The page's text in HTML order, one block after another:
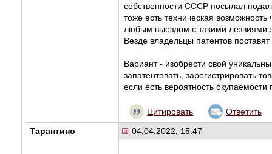
собственности СССР посылал
тоже есть техническая
любым выездом с такими лезвиями
Везде владельцы патентов
Вариант - изобрести свой
запатентовать, зарегистрировать
если есть вероятность окупаемости
Цитировать Ответить
Тарантино 04.04.2022, 15:47